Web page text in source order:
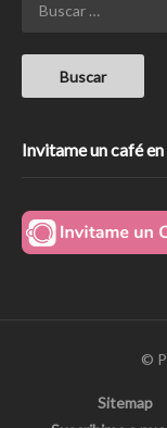
Invitame un café
©
Sitemap